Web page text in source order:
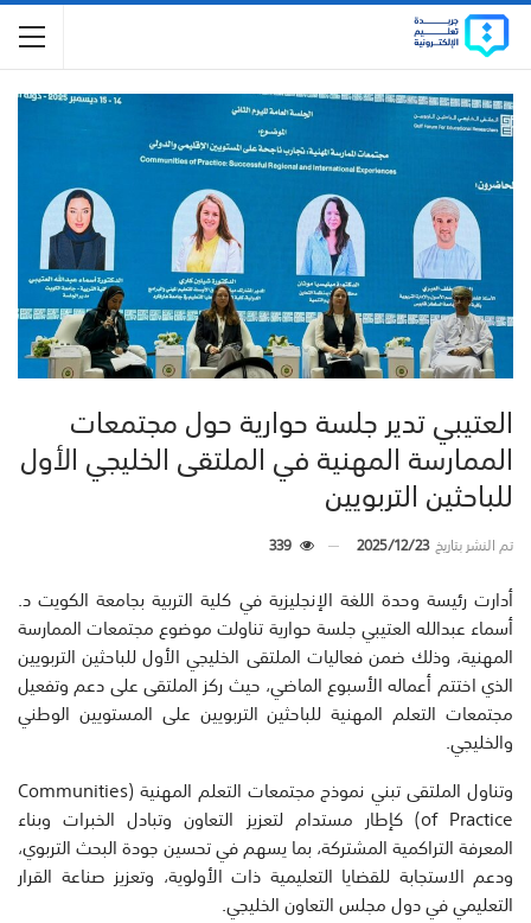
العتيبي تدير جلسة حوارية حول مجتمعات
الممارسة المهنية في الملتقى الخليجي الأول
للباحثين التربويين
تم النشر بتاريخ2025/12/23
339
أدارت رئيسة وحدة اللغة الإنجليزية في كلية التربية بجامعة الكويت د.
أسماء عبدالله العتيبي جلسة حوارية تناولت موضوع مجتمعات الممارسة
المهنية، وذلك ضمن فعاليات الملتقى الخليجي الأول للباحثين التربويين
الذي اختتم أعماله الأسبوع الماضي، حيث ركز الملتقى على دعم وتفعيل
مجتمعات التعلم المهنية للباحثين التربويين على المستويين الوطني
والخليجي.
وتناول الملتقى تبني نموذج مجتمعات التعلم المهنية (Communities
of Practice) كإطار مستدام لتعزيز التعاون وتبادل الخبرات وبناء
المعرفة التراكمية المشتركة، بما يسهم في تحسين جودة البحث التربوي،
ودعم الاستجابة للقضايا التعليمية ذات الأولوية، وتعزيز صناعة القرار
التعليمي في دول مجلس التعاون الخليجي.